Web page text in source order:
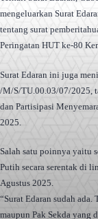
mengeluarkan Surat
tentang surat
Peringatan HUT ke-80
Surat Edaran ini juga
/M/S/TU.00.03/07/2025,
dan Partisipasi
2025.
Salah satu poinnya yaitu
Putih secara serentak di
Agustus 2025.
“Surat Edaran sudah
maupun Pak Sekda yang